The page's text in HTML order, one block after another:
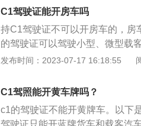
照。B1驾驶证为中型客车，定义
中型客车。中型客车是指10座以
m，总质量大于等于4500kg小于
客车；从事农用的车辆一般都是
的面包车)。商用车和摩托车的车
型、微型的一些载货汽车，再有
型的载客汽车，其座位数是要小
的，达到这些标准c1驾驶证才能
C1驾驶证能开房车吗
持C1驾驶证不可以开房车的，房
的驾驶证可以驾驶小型、微型载
专项作业车。C1驾驶证可以驾驶
驾证不能驾驶：大型客车、牵引
轮摩托车、普通二轮摩托车、轻
车。小型车一般是指排量在1.0-
发布时间：2023-07-17 16:18:55
C1驾照能开黄车牌吗？
c1的驾驶证不能开黄牌车。以下